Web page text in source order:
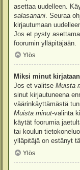
asettaa uudelleen.
salasanani . Seuraa
kirjautumaan
Jos et pysty
foorumin ylläpitäjään.
Ylös
Miksi minut
Jos et valitse Muista
sinut kirjautuneena
väärinkäyttämästä
Muista minut-valinta
käytät foorumia
tai koulun
ylläpitäjä on estänyt
Ylös